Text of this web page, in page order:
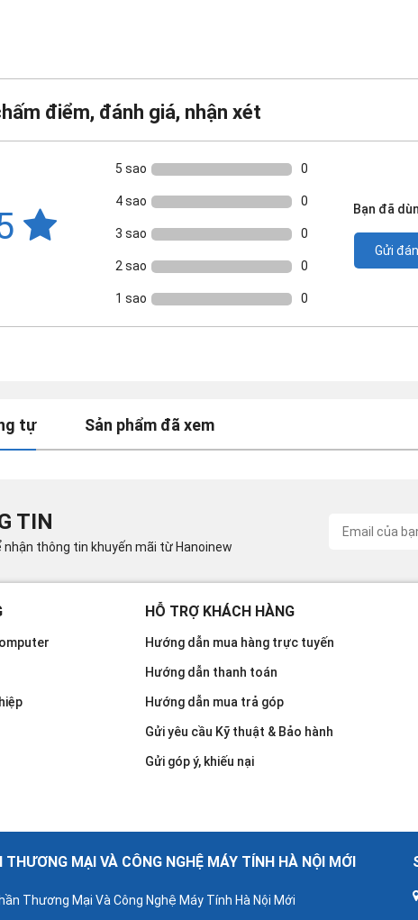
điểm, đánh giá, nhận xét
5 sao 0
4 sao 0
3 sao 0
2 sao 0
1 sao 0
Bạn đã
Gửi
tự Sản phẩm đã xem
TIN
nhận thông tin khuyến mãi từ Hanoinew
HỖ TRỢ KHÁCH HÀNG
Hướng dẫn mua hàng trực tuyến
Hướng dẫn thanh toán
Hướng dẫn mua trả góp
Gửi yêu cầu Kỹ thuật & Bảo hành
Gửi góp ý, khiếu nại
THƯƠNG MẠI VÀ CÔNG NGHỆ MÁY TÍNH HÀ NỘI MỚI
Thương Mại Và Công Nghệ Máy Tính Hà Nội Mới